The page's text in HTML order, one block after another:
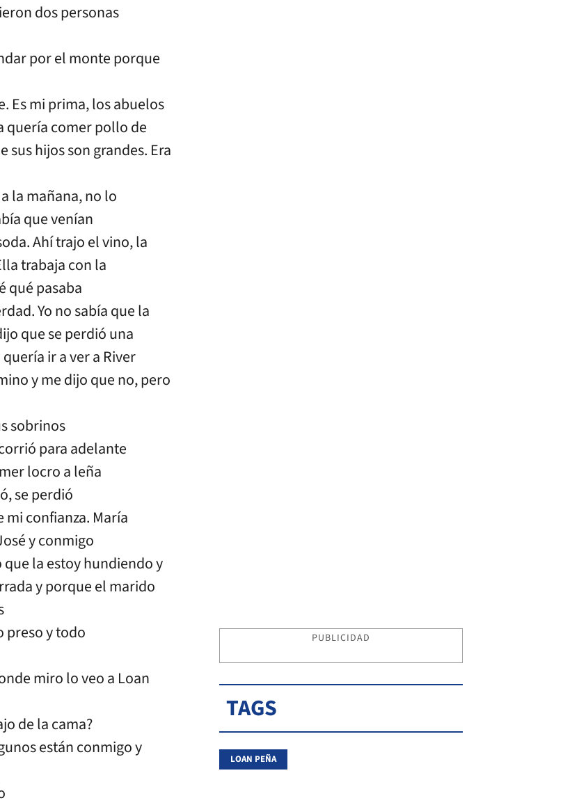
dos personas
por el monte porque
Es mi prima, los abuelos
quería comer pollo de
hijos son grandes. Era
la mañana, no lo
que venían
Ahí trajo el vino, la
trabaja con la
qué pasaba
Yo no sabía que la
que se perdió una
ir a ver a River
y me dijo que no, pero
sobrinos
para adelante
locro a leña
se perdió
mi confianza. María
y conmigo
la estoy hundiendo y
y porque el marido
preso y todo
miro lo veo a Loan
de la cama?
están conmigo y
PUBLICIDAD
TAGS
LOAN PEÑA